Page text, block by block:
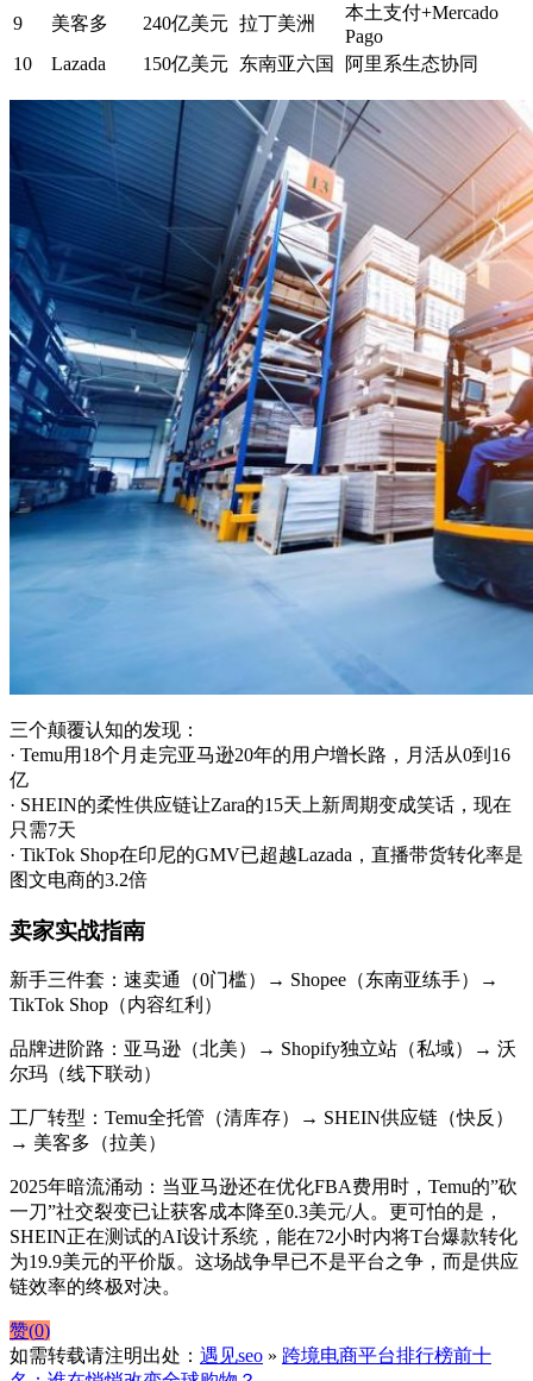
9 美客多 240亿美元 拉丁美洲
本土支付+Mercado
Pago
10
Lazada 150亿美元 东南亚六国 阿里系生态协同
三个颠覆认知的发现：
· Temu用18个月走完亚马逊20年的用户增长路，月活从0到16
亿
· SHEIN的柔性供应链让Zara的15天上新周期变成笑话，现在
只需7天
· TikTok Shop在印尼的GMV已超越Lazada，直播带货转化率是
图文电商的3.2倍
卖家实战指南
新手三件套： 速卖通（0门槛）→ Shopee（东南亚练手）→
TikTok Shop（内容红利）
品牌进阶路： 亚马逊（北美）→ Shopify独立站（私域）→ 沃
尔玛（线下联动）
工厂转型： Temu全托管（清库存）→ SHEIN供应链（快反）
→ 美客多（拉美）
2025年暗流涌动： 当亚马逊还在优化FBA费用时，Temu的”砍
一刀”社交裂变已让获客成本降至0.3美元/人。更可怕的是，
SHEIN正在测试的AI设计系统，能在72小时内将T台爆款转化
为19.9美元的平价版。这场战争早已不是平台之争，而是供应
链效率的终极对决。
赞(0)
如需转载请注明出处： 遇见seo » 跨境电商平台排行榜前十